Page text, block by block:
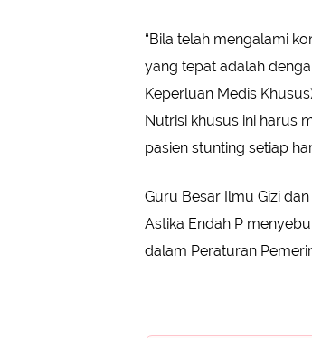
“Bila telah mengalami
yang tepat adalah
Keperluan Medis
Nutrisi khusus ini harus
pasien stunting setiap
Guru Besar Ilmu Gizi
Astika Endah P
dalam Peraturan